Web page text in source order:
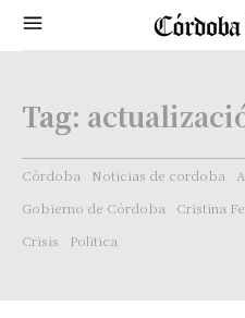
Tag:
Córdoba Noticias de cordoba
Gobierno de Córdoba
Cristina
Crisis
Politica